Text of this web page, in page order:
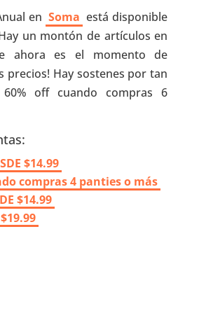
en Soma está disponible
un montón de artículos en
ahora es el momento de
precios! Hay sostenes por tan
off cuando compras 6
$14.99
compras 4 panties o más
$14.99